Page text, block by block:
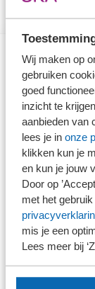
Wij maken op
gebruiken
goed
inzicht te
aanbieden van
lees je in onze
klikken kun je
en kun je jouw
Door op
met het
mis je een
Lees meer bij
Direct naar
Stel je
Branche in Zicht
Dossiers
Kantoorvinder
Nieuwsbank
Handige links